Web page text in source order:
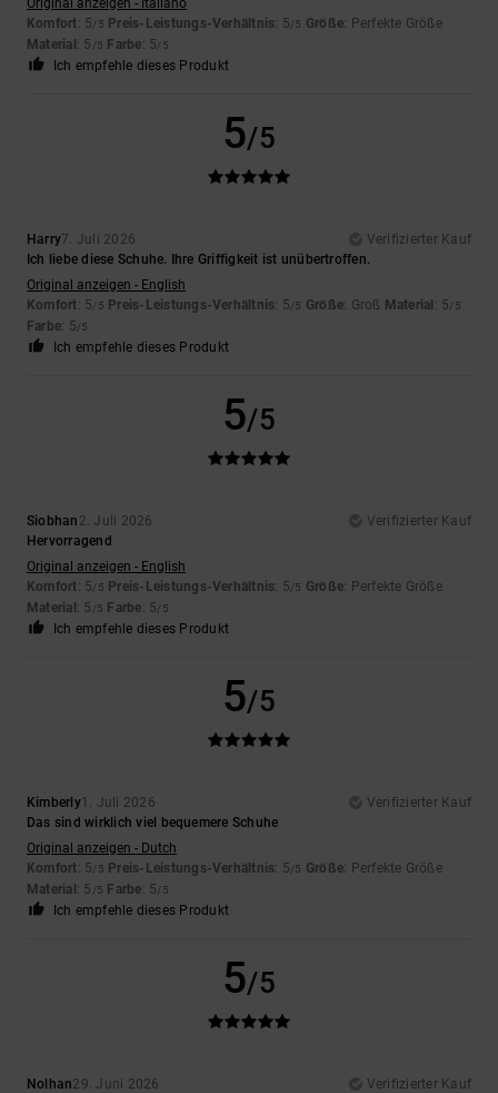
Komfort: 5/5 Preis-Leistungs-Verhältnis: 5/5 Größe: Perfekte Größe
Material: 5 /5 Farbe: 5/5
Ich empfehle dieses Produkt
5/5
Harry7. Juli 2026
Verifizierter Kauf
Ich liebe diese Schuhe. Ihre Griffigkeit ist unübertroffen.
Original anzeigen - English
Komfort: 5/5 Preis-Leistungs-Verhältnis: 5/5 Größe: Groß Material : 5/5
Farbe: 5/5
Ich empfehle dieses Produkt
5/5
Siobhan 2. Juli 2026
Verifizierter Kauf
Hervorragend
Original anzeigen - English
Komfort: 5/5 Preis-Leistungs-Verhältnis: 5/5 Größe: Perfekte Größe
Material: 5 /5 Farbe: 5/5
Ich empfehle dieses Produkt
5/5
Kimberly1. Juli 2026
Verifizierter Kauf
Das sind wirklich viel bequemere Schuhe
Original anzeigen - Dutch
Komfort: 5/5 Preis-Leistungs-Verhältnis: 5/5 Größe: Perfekte Größe
Material: 5 /5 Farbe: 5/5
Ich empfehle dieses Produkt
5/5
Nolhan29. Juni 2026
Verifizierter Kauf